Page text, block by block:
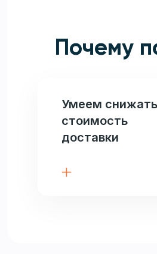
Почему
Умеем снижать
стоимость
доставки